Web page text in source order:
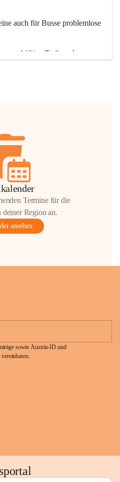
auch für Busse problemlose
geschäftige Treiben der
Termine für die
Region an.
ansehen
sowie Austria-ID und